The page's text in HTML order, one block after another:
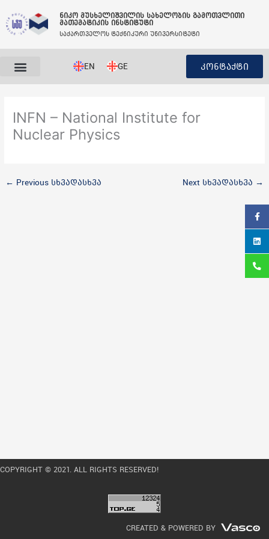
to
content
ნიკო მუსხელიშვილის სახელობის გამოთვლითი
მათემატიკის ინსტიტუტი
საქართველოს ტექნიკური უნივერსიტეტი
EN GE კონტაქტი
INFN – National Institute for
Nuclear Physics
← Previous სხვადასხვა Next სხვადასხვა →
COPYRIGHT © 2021. ALL RIGHTS RESERVED!
CREATED & POWERED BY